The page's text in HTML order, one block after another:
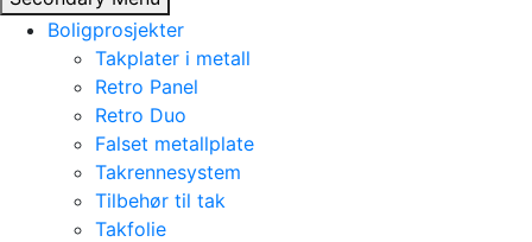
Boligprosjekter
Takplater i metall
Retro Panel
Retro Duo
Falset metallplate
Takrennesystem
Tilbehør til tak
Takfolie